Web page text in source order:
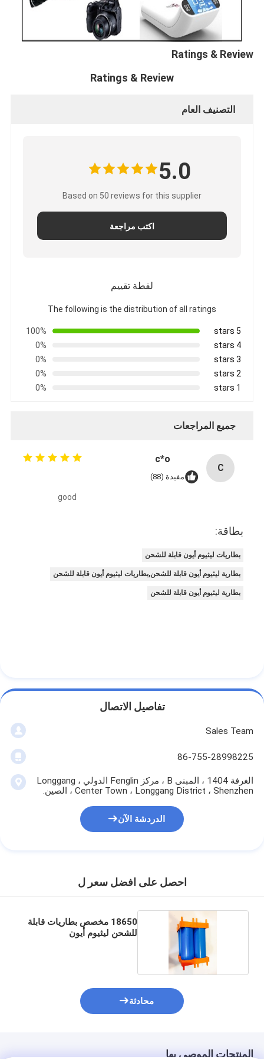
Ratings & Review
Ratings & Review
التصنيف العام
5.0
Based on 50 reviews for this supplier
اكتب مراجعة
لقطة تقييم
The following is the distribution of all ratings
5 stars
100%
4 stars
0%
3 stars
0%
2 stars
0%
1 stars
0%
جميع المراجعات
C
c*o
مفيدة (88)
good
بطاقة:
بطاريات ليثيوم أيون قابلة للشحن
بطارية ليثيوم أيون قابلة للشحن,بطاريات ليثيوم أيون قابلة للشحن
بطارية ليثيوم أيون قابلة للشحن
تفاصيل الاتصال
Sales Team
86-755-28998225
الغرفة 1404 ، المبنى B ، مركز Fenglin الدولي ، Longgang
Center Town ، Longgang District ، Shenzhen ، الصين.
الدردشة الآن
احصل على افضل سعر ل
18650 مخصص بطاريات قابلة
للشحن ليثيوم أيون
محادثة
المنتجات الموصى بها